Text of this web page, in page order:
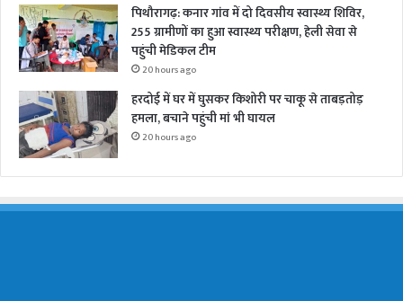
पिथौरागढ़: कनार गांव में दो दिवसीय स्वास्थ्य शिविर,
255 ग्रामीणों का हुआ स्वास्थ्य परीक्षण, हेली सेवा से
पहुंची मेडिकल टीम
20 hours ago
हरदोई में घर में घुसकर किशोरी पर चाकू से ताबड़तोड़
हमला, बचाने पहुंची मां भी घायल
20 hours ago